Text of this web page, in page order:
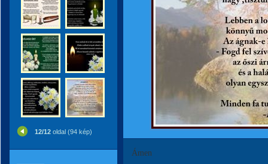
12/12 oldal (94 kép)
Ámen